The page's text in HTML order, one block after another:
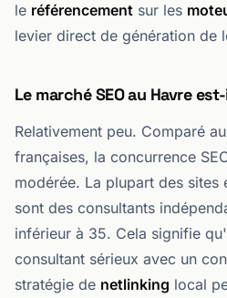
le référencement sur les
levier direct de génération de
Le marché SEO au Havre
Relativement peu. Comparé
françaises, la concurrence
modérée. La plupart des sites
sont des consultants
inférieur à 35. Cela signifie
consultant sérieux avec un
stratégie de netlinking local